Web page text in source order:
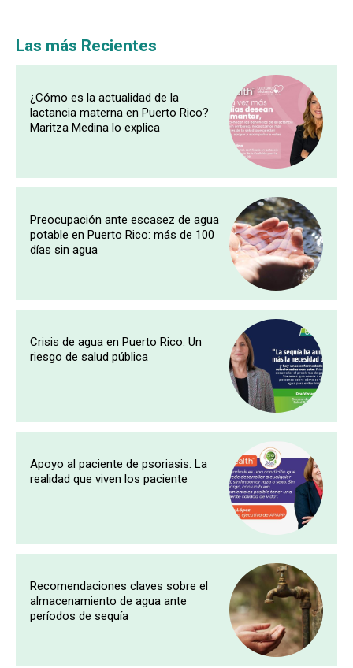
Las más Recientes
¿Cómo es la actualidad de la
lactancia materna en Puerto Rico?
Maritza Medina lo explica
Preocupación ante escasez de agua
potable en Puerto Rico: más de 100
días sin agua
Crisis de agua en Puerto Rico: Un
riesgo de salud pública
Apoyo al paciente de psoriasis: La
realidad que viven los paciente
Recomendaciones claves sobre el
almacenamiento de agua ante
períodos de sequía